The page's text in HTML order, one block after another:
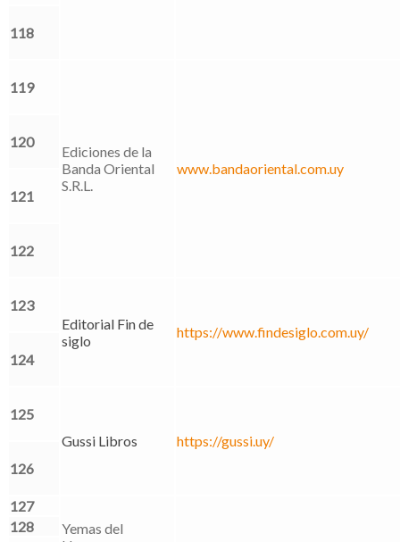
118
119
Ediciones de la
Banda Oriental
S.R.L.
www.bandaoriental.com.uy
120
121
122
123
Editorial Fin de
siglo
https://www.findesiglo.com.uy/
124
125
Gussi Libros
https://gussi.uy/
126
127
Yemas del
128